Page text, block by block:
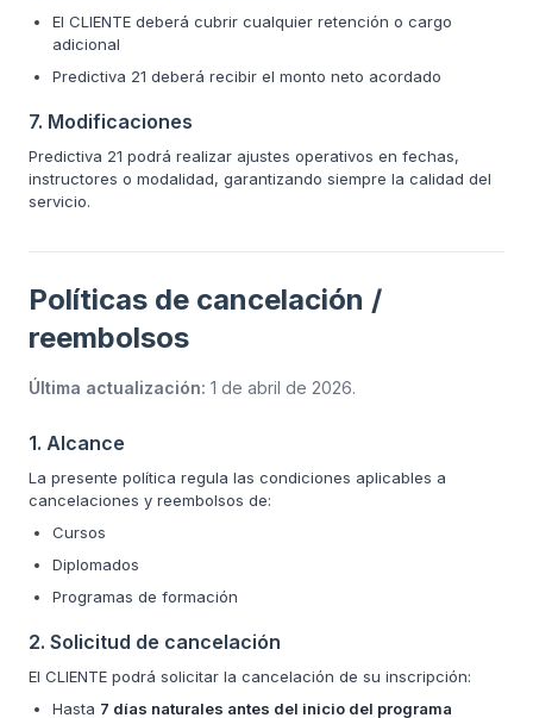
El CLIENTE deberá cubrir cualquier retención o cargo
adicional
Predictiva 21 deberá recibir el monto neto acordado
7. Modificaciones
Predictiva 21 podrá realizar ajustes operativos en fechas,
instructores o modalidad, garantizando siempre la calidad del
servicio.
Políticas de cancelación /
reembolsos
Última actualización: 1 de abril de 2026.
1. Alcance
La presente política regula las condiciones aplicables a
cancelaciones y reembolsos de:
Cursos
Diplomados
Programas de formación
2. Solicitud de cancelación
El CLIENTE podrá solicitar la cancelación de su inscripción:
Hasta 7 días naturales antes del inicio del programa